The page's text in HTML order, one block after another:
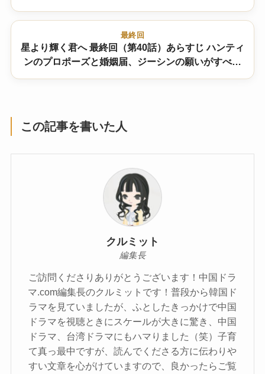
最終回
星より輝く君へ 最終回（第40話）あらすじ ハンティ
ンのプロポーズと婚姻届、ジーシンの願いがすべて
この記事を書いた人
クルミット
編集長
ご訪問くださりありがとうございます！中国ドラ
マ.com編集長のクルミットです！普段から韓国ド
ラマを見ていましたが、ふとしたきっかけで中国
ドラマを視聴ときにスケールが大きに驚き、中国
ドラマ、台湾ドラマにもハマりました（笑）子育
て真っ最中ですが、読んでくださる方に伝わりや
すい文章を心がけていますので、良かったらご覧